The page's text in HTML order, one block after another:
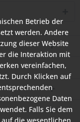
Betrieb der
werden. Andere
dieser Website
die Interaktion mit
vereinfachen,
Durch Klicken auf
Daten
Falls Sie dem